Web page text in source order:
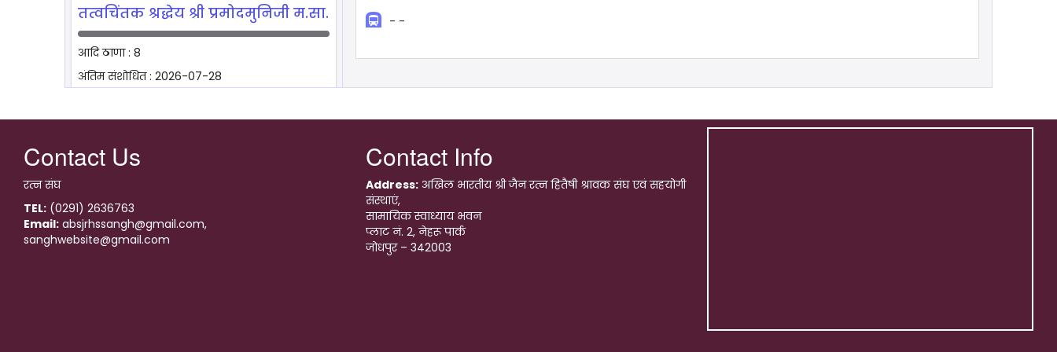
तत्वचिंतक श्रद्धेय श्री प्रमोदमुनिजी म.सा.
आदि ठाणा : 8
अंतिम संशोधित : 2026-07-28
श्रद्धेय श्री यशवन्तमुनिजी म.सा.
अंतिम संशोधित : 2026-07-28
place
subway - -
Contact Us
रत्न संघ
TEL: (0291) 2636763
Email: absjrhssangh@gmail.com,
sanghwebsite@gmail.com
Contact Info
Address:अखिल भारतीय श्री जैन रत्न हितैषी श्रावक संघ एवं सहयोगी
संस्थाएं,
सामायिक स्वाध्याय भवन
प्लाट नं. 2, नेहरू पार्क
जोधपुर – 342003